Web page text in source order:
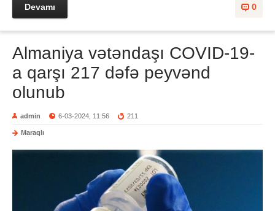
0
Devamı
Almaniya vətəndaşı COVID-19-
a qarşı 217 dəfə peyvənd
olunub
admin 6-03-2024, 11:56 211
Maraqlı